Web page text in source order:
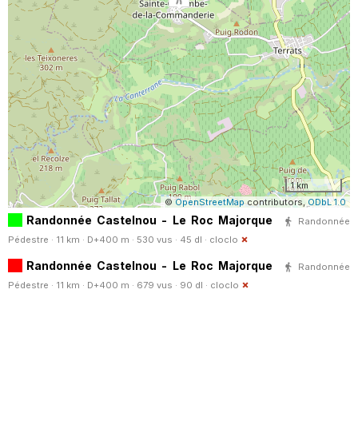
1 km
©OpenStreetMapcontributors, ODbL 1.0
Randonnée Castelnou - Le Roc Majorque
Randonnée
Pédestre · 11 km · D+400 m · 530 vus · 45 dl · cloclo
Randonnée Castelnou - Le Roc Majorque
Randonnée
Pédestre · 11 km · D+400 m · 679 vus · 90 dl · cloclo